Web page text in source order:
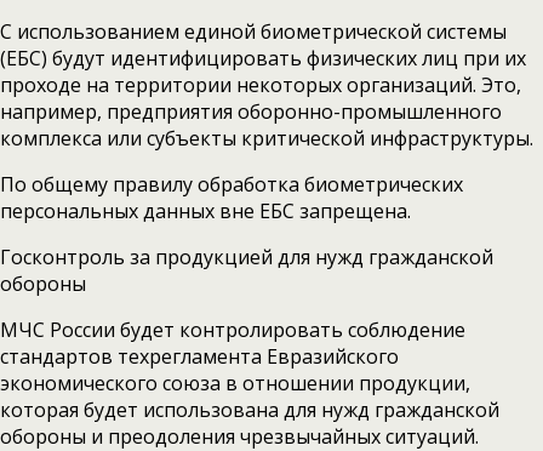
С использованием единой биометрической системы
(ЕБС) будут идентифицировать физических лиц при их
проходе на территории некоторых организаций. Это,
например, предприятия оборонно-промышленного
комплекса или субъекты критической инфраструктуры.
По общему правилу обработка биометрических
персональных данных вне ЕБС запрещена.
Госконтроль за продукцией для нужд гражданской
обороны
МЧС России будет контролировать соблюдение
стандартов техрегламента Евразийского
экономического союза в отношении продукции,
которая будет использована для нужд гражданской
обороны и преодоления чрезвычайных ситуаций.